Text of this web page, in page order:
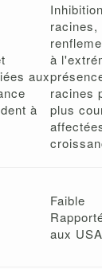
aux
à
racines,
à
racines
plus
Faible
aux